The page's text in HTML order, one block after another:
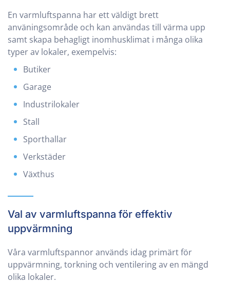
En varmluftspanna har ett väldigt brett
använingsområde och kan användas till värma upp
samt skapa behagligt inomhusklimat i många olika
typer av lokaler, exempelvis:
Butiker
Garage
Industrilokaler
Stall
Sporthallar
Verkstäder
Växthus
Val av varmluftspanna för effektiv
uppvärmning
Våra varmluftspannor används idag primärt för
uppvärmning, torkning och ventilering av en mängd
olika lokaler.